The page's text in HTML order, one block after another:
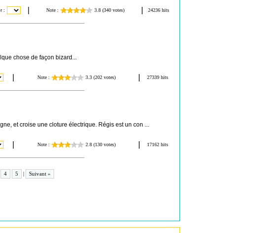
chose de façon bizard...
et croise une cloture électrique. Régis est un con ...
4 5 | Suivant »